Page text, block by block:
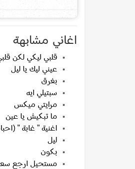
اغاني مشابهة
قلبي ليكي لكن
عيني ليك يا ليل
بغرق
سبتيلي ايه
مرايتي ميكس
ما تبكيش يا عين
اغنية ” غابة ”
ليل
بكون
مستحيل ارجع